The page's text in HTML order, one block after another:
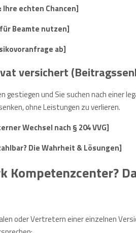
echten Chancen]
Beamte nutzen]
ab]
versichert
gestiegen und Sie suchen nach einer
ohne Leistungen zu verlieren.
Wechsel nach § 204 VVG]
Die Wahrheit & Lösungen]
Kompetenzcenter?
oder Vertretern einer einzelnen